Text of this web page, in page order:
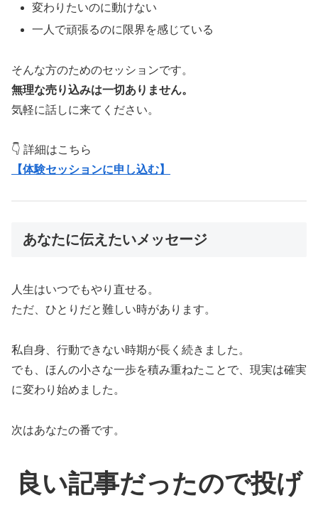
変わりたいのに動けない
一人で頑張るのに限界を感じている
そんな方のためのセッションです。
無理な売り込みは一切ありません。
気軽に話しに来てください。
👇 詳細はこちら
【体験セッションに申し込む】
あなたに伝えたいメッセージ
人生はいつでもやり直せる。
ただ、ひとりだと難しい時があります。
私自身、行動できない時期が長く続きました。
でも、ほんの小さな一歩を積み重ねたことで、現実は確実
に変わり始めました。
次はあなたの番です。
良い記事だったので投げ